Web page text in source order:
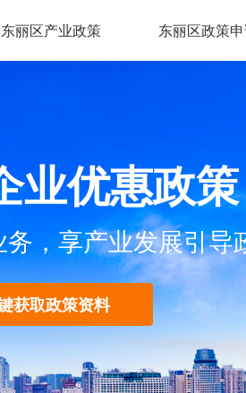
东丽区产业政策 东丽区政策
业优惠政策
，享产业发展引导
获取政策资料